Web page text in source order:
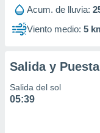
de
1199
Acum. de lluvia:
Viento medio: 5
Salida y
Salida del sol
05:39